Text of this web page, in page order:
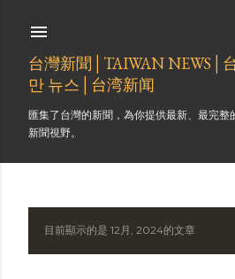
台灣新聞│TAIWAN NEWS│
만 뉴스│台湾新闻
匯集了台灣的新聞，為你提供最新、最完整
新聞視野。
發目前顯示的是 12月, 2024的文章